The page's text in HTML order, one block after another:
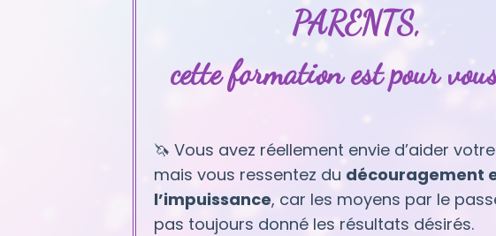
PARENTS,
cette formation est pour
🦄 Vous avez réellement envie d’aider
mais vous ressentez du découragement
l’impuissance, car les moyens par le
pas toujours donné les résultats désirés.